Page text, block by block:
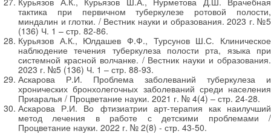
тактика при первичном туберкулезе ротовой полости,
миндалин и глотки. / Вестник науки и образования. 2023 г. №5
(136) Ч. 1 – стр. 82-86.
Курьязов А.К., Юлдашев Ф.Ф., Турсунов Ш.С. Клиническое
наблюдение течения туберкулеза полости рта, языка при
системной красной волчанке. / Вестник науки и образования.
2023 г. №5 (136) Ч. 1 – стр. 88-93.
Аскарова Р.И. Проблема заболеваний туберкулеза и
хронических бронхолегочных заболеваний среди населения
Приаралья / Процветание науки. 2021 г. № 4(4) – стр. 24-28.
Аскарова Р.И. Во фтизиатрии арт-терапия как наилучший
метод лечения в работе с детскими проблемами /
Процветание науки. 2022 г. № 2(8) - стр. 43-50.